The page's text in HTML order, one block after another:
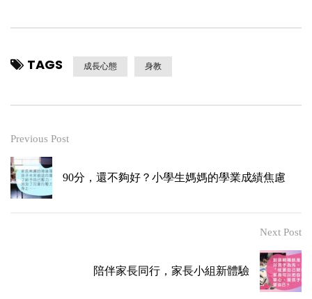
TAGS 成長心態 身教
Previous Post
90分，還不夠好？小學生媽媽的學業成績焦慮
Next Post
陪伴家長同行，家長小組新體驗